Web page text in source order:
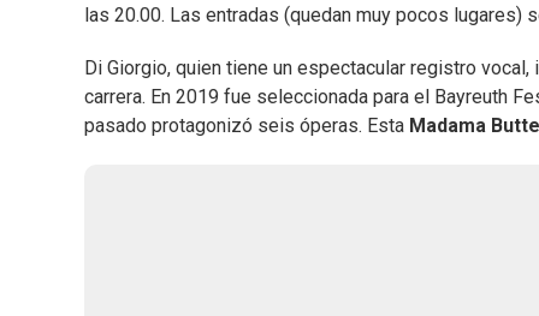
las 20.00. Las entradas (quedan muy pocos lugares)
Di Giorgio, quien tiene un espectacular registro
carrera. En 2019 fue seleccionada para el Bayreuth
pasado protagonizó seis óperas. Esta Madama